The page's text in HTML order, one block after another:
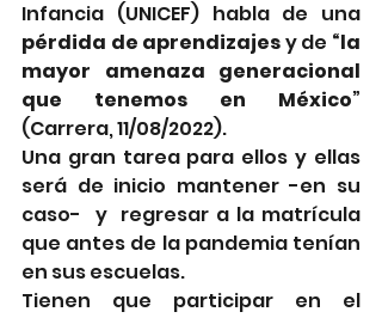
pérdida de aprendizajes y de “la
mayor amenaza generacional
que tenemos en México”
(Carrera, 11/08/2022).
Una gran tarea para ellos y ellas
será de inicio mantener -en su
caso-  y  regresar a la matrícula
que antes de la pandemia tenían
en sus escuelas.
Tienen que participar en el